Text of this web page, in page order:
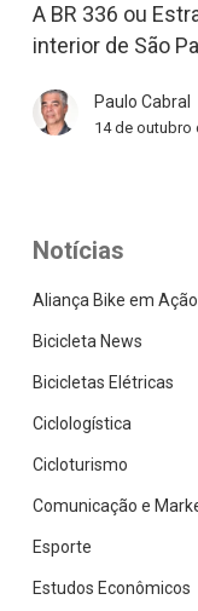
336
para
fundamentar
a
ciclovia
na
rodovia
A BR 336 ou
interior de São
Paulo Cabral
14 de outubro
Notícias
Aliança Bike em Ação
Bicicleta News
Bicicletas Elétricas
Ciclologística
Cicloturismo
Comunicação e
Esporte
Estudos Econômicos